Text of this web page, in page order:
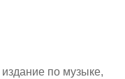
по музыке,